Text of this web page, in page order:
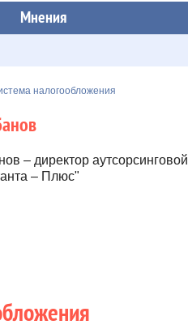
Мнения
налогообложения
– директор аутсорсинговой
– Плюс"